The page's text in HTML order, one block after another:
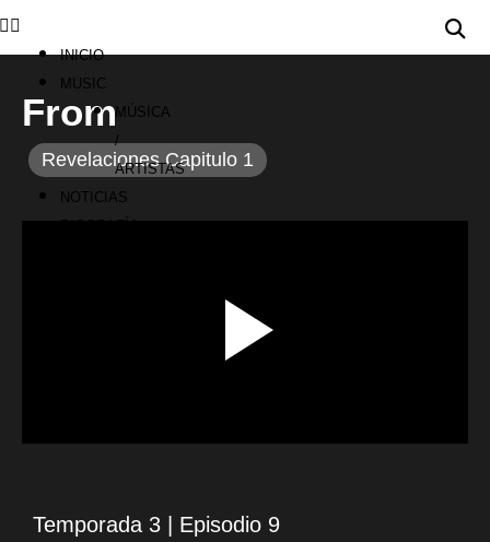
INICIO
MUSIC
MÚSICA
/
ARTISTAS
NOTICIAS
BIOGRAFÍA
From
Revelaciones Capitulo 1
Temporada 3 | Episodio 9